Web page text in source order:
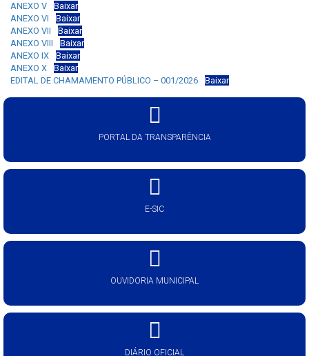
ANEXO V
Baixar
ANEXO VI
Baixar
ANEXO VII
Baixar
ANEXO VIII
Baixar
ANEXO IX
Baixar
ANEXO X
Baixar
EDITAL DE CHAMAMENTO PÚBLICO – 001/2026
Baixar
PORTAL DA TRANSPARÊNCIA
E-SIC
OUVIDORIA MUNICIPAL
DIÁRIO OFICIAL